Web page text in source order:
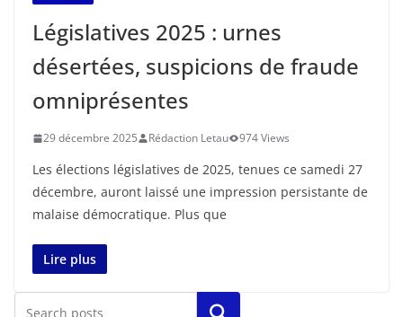
Législatives 2025 : urnes
désertées, suspicions de fraude
omniprésentes
29 décembre 2025 Rédaction Letau 974 Views
Les élections législatives de 2025, tenues ce samedi 27
décembre, auront laissé une impression persistante de
malaise démocratique. Plus que
Lire plus